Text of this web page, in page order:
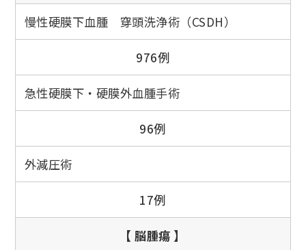
慢性硬膜下血腫 穿頭洗浄術（CSDH）
976例
急性硬膜下・硬膜外血腫手術
96例
外減圧術
17例
【 脳腫瘍 】